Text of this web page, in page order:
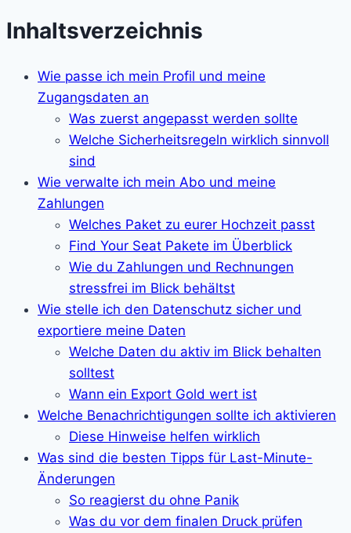
Inhaltsverzeichnis
Wie passe ich mein Profil und meine
Zugangsdaten an
Was zuerst angepasst werden sollte
Welche Sicherheitsregeln wirklich sinnvoll
sind
Wie verwalte ich mein Abo und meine
Zahlungen
Welches Paket zu eurer Hochzeit passt
Find Your Seat Pakete im Überblick
Wie du Zahlungen und Rechnungen
stressfrei im Blick behältst
Wie stelle ich den Datenschutz sicher und
exportiere meine Daten
Welche Daten du aktiv im Blick behalten
solltest
Wann ein Export Gold wert ist
Welche Benachrichtigungen sollte ich aktivieren
Diese Hinweise helfen wirklich
Was sind die besten Tipps für Last-Minute-
Änderungen
So reagierst du ohne Panik
Was du vor dem finalen Druck prüfen